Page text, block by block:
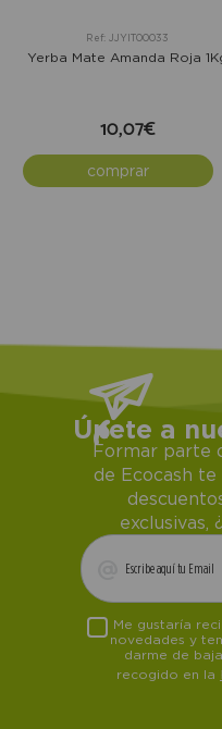
Ref: JJYIT00033
Yerba Mate Amanda Roja
10,07€
comprar
Únete a
Formar parte
de Ecocash te
exclusivas,
Me gustaría
novedades y
darme de
recogido en la